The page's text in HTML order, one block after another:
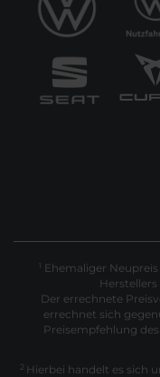
1 Ehemaliger
Der errechnete
errechnet sich
Preisempfehlung
2 Hierbei handelt es sich